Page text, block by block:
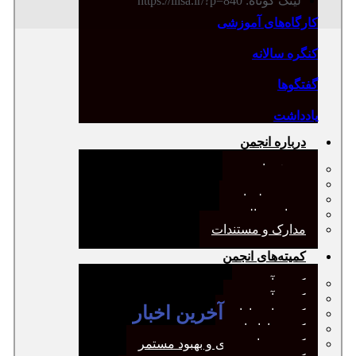
کارگاه‌های آموزشی
کنگره سالانه
گفتگوها
یادداشت
درباره انجمن
معرفی انجمن
صورت‌جلسات
همیاری مالی
مدارک و مستندات
کمیته‌های انجمن
کمیته آرشیو
کمیته آموزش
کمیته انتشارات
کمیته بازاریابی
کمیته برنامه‌ریزی و بهبود مستمر
آخرین اخبار